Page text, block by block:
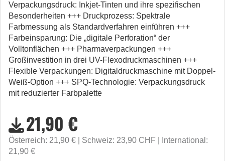
Verpackungsdruck: Inkjet-Tinten und ihre spezifischen
Besonderheiten +++ Druckprozess: Spektrale
Farbmessung als Standardverfahren einführen +++
Farbeinsparung: Die „digitale Perforation“ der
Volltonflächen +++ Pharmaverpackungen +++
Großinvestition in drei UV-Flexodruckmaschinen +++
Flexible Verpackungen: Digitaldruckmaschine mit Doppel-
Weiß-Option +++ SPQ-Technologie: Verpackungsdruck
mit reduzierter Farbpalette
21,90 €
Österreich: 21,90 € Schweiz: 23,90 CHF
International:
21,90 €